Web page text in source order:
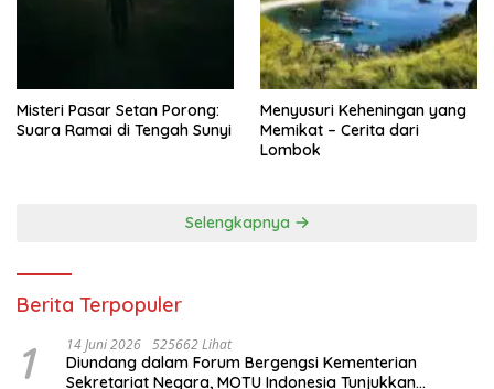
Misteri Pasar Setan Porong:
Suara Ramai di Tengah Sunyi
Menyusuri Keheningan yang
Memikat – Cerita dari
Lombok
Selengkapnya
Berita Terpopuler
1 14 Juni 2026 525662 Lihat
Diundang dalam Forum Bergengsi Kementerian
Sekretariat Negara, MOTU Indonesia Tunjukkan